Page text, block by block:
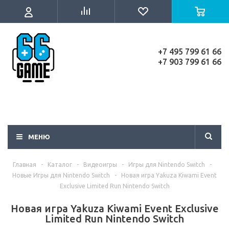
+7 495 799 61 66
+7 903 799 61 66
МЕНЮ
Главная - Каталог - Видеоигры - Игры для Nintendo Switch
-
Новые Игры для Nintendo Switch
-
Новая игра Yakuza Kiwami Event
Exclusive Limited Run Nintendo Switch
Новая игра Yakuza Kiwami Event Exclusive
Limited Run Nintendo Switch